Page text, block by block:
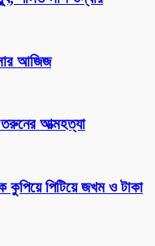
আজিজ
আত্মহত্যা
কুপিয়ে পিটিয়ে জখম ও টাকা